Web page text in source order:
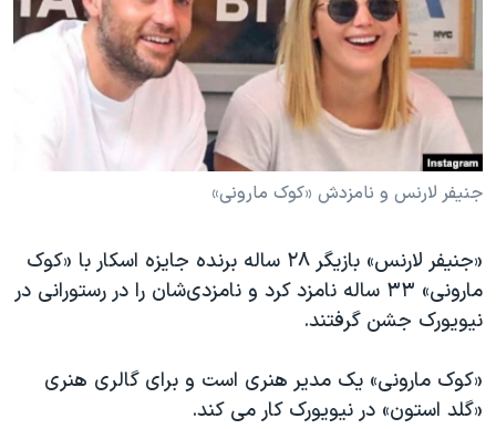
فرهنگ و زندگی
حقوق شهروندی
اقتصادی
علم و فناوری
آرشیو پخش زنده
مستندها
انتخابات ریاست جمهوری آمریکا ۲۰۲۴
حمله جمهوری اسلامی به اسرائیل
مجموعه مستندهای دادخواهی
تریبونال مردمی آبان ۹۸
چهل سال گروگان‌گیری
قانون شفافیت دارائی کادر رهبری ایران
دنبال کنید
زبانهای مختلف
جنیفر لارنس و نامزدش «کوک مارونی»
«جنیفر لارنس» بازیگر ۲۸ ساله برنده جایزه اسکار با «کوک
مارونی» ۳۳ ساله نامزد کرد و نامزدی‌شان را در رستورانی در
نیویورک جشن گرفتند.
«کوک مارونی» یک مدیر هنری است و برای گالری هنری
«گلد استون» در نیویورک کار می کند.